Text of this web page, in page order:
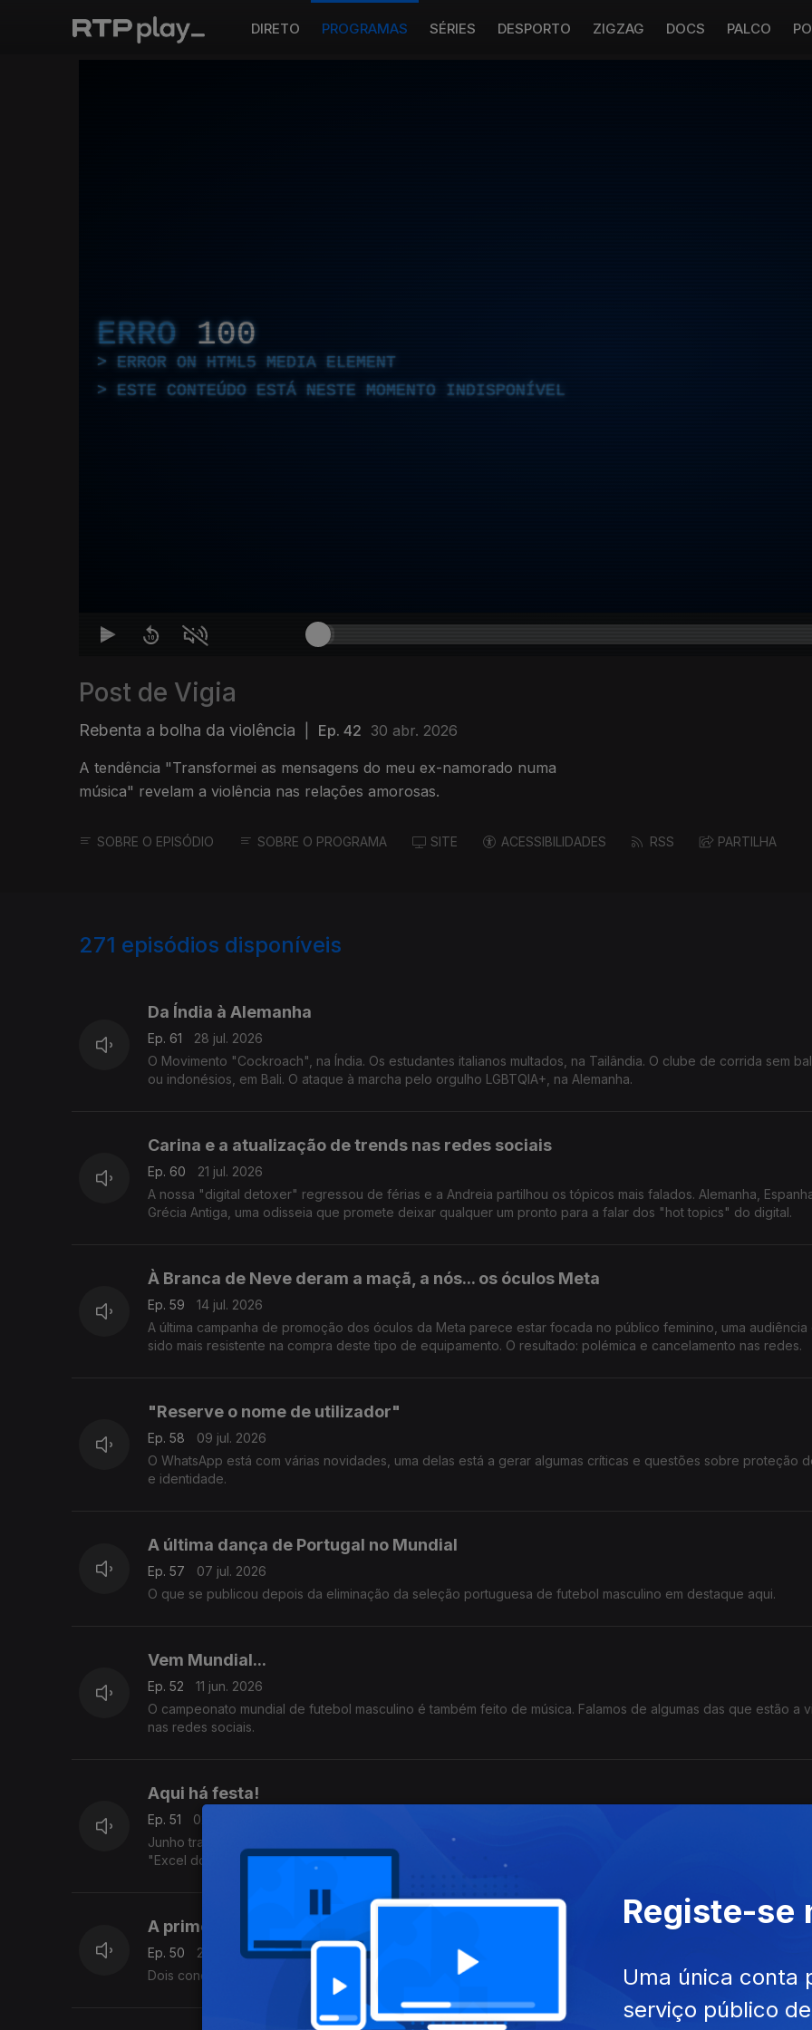
DIRETO PROGRAMAS SÉRIES DESPORTO ZIGZAG DOCS PALCO
ERRO 100
ERROR ON HTML5 MEDIA ELEMENT
ESTE CONTEÚDO ESTÁ NESTE MOMENTO INDISPONÍVEL
Post de Vigia
Rebenta a bolha da violência Ep. 42 30 abr. 2026
A tendência "Transformei as mensagens do meu ex-namorado numa
música" revelam a violência nas relações amorosas.
SOBRE O EPISÓDIO SOBRE O PROGRAMA SITE ACESSIBILIDADES RSS PARTILHA
271 episódios disponíveis
Da Índia à Alemanha
Ep. 61
28 jul. 2026
O Movimento "Cockroach", na Índia. Os estudantes italianos multados, na Tailândia. O clube de corrida sem
ou indonésios, em Bali. O ataque à marcha pelo orgulho LGBTQIA+, na Alemanha.
Carina e a atualização de trends nas redes sociais
Ep. 60
21 jul. 2026
A nossa "digital detoxer" regressou de férias e a Andreia partilhou os tópicos mais falados. Alemanha,
Grécia Antiga, uma odisseia que promete deixar qualquer um pronto para a falar dos "hot topics" do digital.
À Branca de Neve deram a maçã, a nós... os óculos Meta
Ep. 59
14 jul. 2026
A última campanha de promoção dos óculos da Meta parece estar focada no público feminino, uma audiência
sido mais resistente na compra deste tipo de equipamento. O resultado: polémica e cancelamento nas redes.
"Reserve o nome de utilizador"
Ep. 58
09 jul. 2026
O WhatsApp está com várias novidades, uma delas está a gerar algumas críticas e questões sobre proteção
e identidade.
A última dança de Portugal no Mundial
Ep. 57
07 jul. 2026
O que se publicou depois da eliminação da seleção portuguesa de futebol masculino em destaque aqui.
Vem Mundial...
Ep. 52
11 jun. 2026
O campeonato mundial de futebol masculino é também feito de música. Falamos de algumas das que estão a
nas redes sociais.
Aqui há festa!
Ep. 51
02 jun. 2026
Junho traz festas populares e para não andar perdido entre eventos há duas propostas neste episódio.
"Excel dos Santos" de Bruno Braga e a aplicação "Festas Populares" de Stéphane Duarte.
A primeira vez de Bad Bunny em Portugal
Ep. 50
28 mai. 2026
Dois concertos em Lisboa, dois dias nas redes sociais dominados pelos ecos e opiniões sobre o espetáculo.
Registe-se
Uma única conta
serviço público